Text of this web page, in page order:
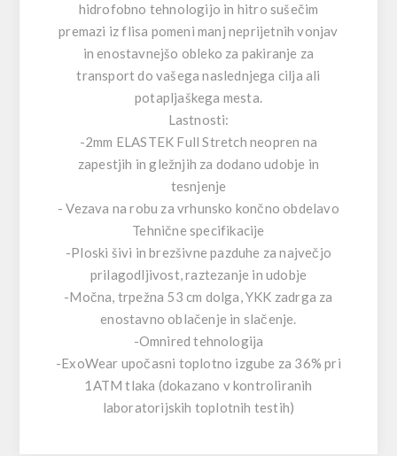
hidrofobno tehnologijo in hitro sušečim
premazi iz flisa pomeni manj neprijetnih vonjav
in enostavnejšo obleko za pakiranje za
transport do vašega naslednjega cilja ali
potapljaškega mesta.
Lastnosti:
-2mm ELASTEK Full Stretch neopren na
zapestjih in gležnjih za dodano udobje in
tesnjenje
- Vezava na robu za vrhunsko končno obdelavo
Tehnične specifikacije
-Ploski šivi in brezšivne pazduhe za največjo
prilagodljivost, raztezanje in udobje
-Močna, trpežna 53 cm dolga, YKK zadrga za
enostavno oblačenje in slačenje.
-Omnired tehnologija
-ExoWear upočasni toplotno izgube za 36% pri
1ATM tlaka (dokazano v kontroliranih
laboratorijskih toplotnih testih)